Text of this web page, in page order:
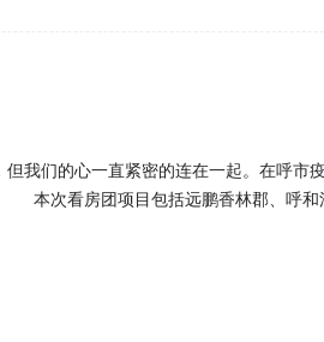
们的心一直紧密的连在一起。在呼市
本次看房团项目包括远鹏香林郡、呼和